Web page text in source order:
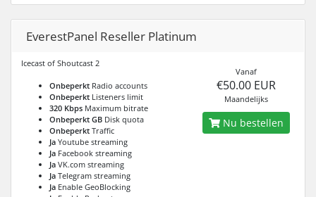
EverestPanel Reseller Platinum
Icecast of Shoutcast 2
Onbeperkt Radio accounts
Onbeperkt Listeners limit
320 Kbps Maximum bitrate
Onbeperkt GB Disk quota
Onbeperkt Traffic
Ja Youtube streaming
Ja Facebook streaming
Ja VK.com streaming
Ja Telegram streaming
Ja Enable GeoBlocking
Vanaf
€50.00 EUR
Maandelijks
Nu bestellen